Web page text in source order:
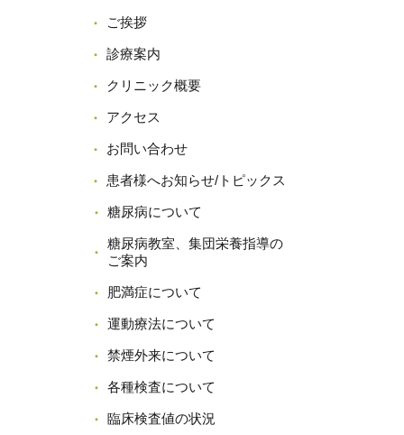
ご挨拶
診療案内
クリニック概要
アクセス
お問い合わせ
患者様へお知らせ/トピックス
糖尿病について
糖尿病教室、集団栄養指導の
ご案内
肥満症について
運動療法について
禁煙外来について
各種検査について
臨床検査値の状況